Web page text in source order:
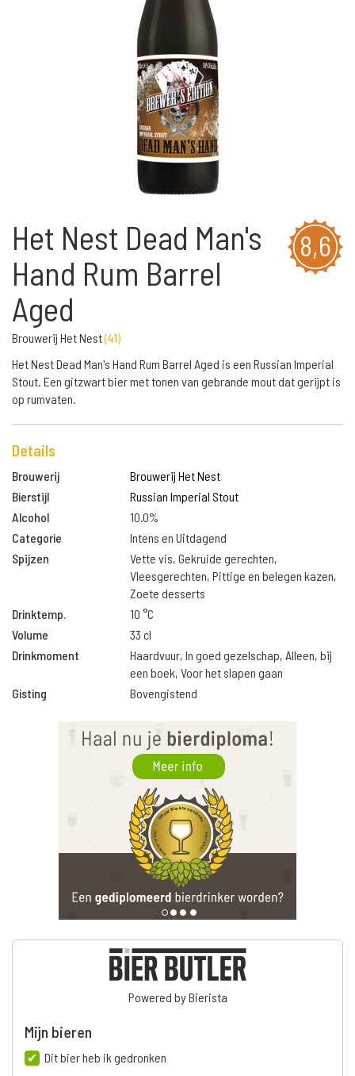
8,6
Het Nest Dead Man's
Hand Rum Barrel
Aged
Brouwerij Het Nest(41)
Het Nest Dead Man's Hand Rum Barrel Aged is een Russian Imperial
Stout. Een gitzwart bier met tonen van gebrande mout dat gerijpt is
op rumvaten.
Details
Brouwerij
Brouwerij Het Nest
Bierstijl
Russian Imperial Stout
Alcohol
10.0%
Categorie
Intens en Uitdagend
Spijzen
Vette vis, Gekruide gerechten,
Vleesgerechten, Pittige en belegen kazen,
Zoete desserts
Drinktemp.
10 °C
Volume
33 cl
Drinkmoment
Haardvuur, In goed gezelschap, Alleen, bij
een boek, Voor het slapen gaan
Gisting
Bovengistend
Powered by Bierista
Mijn bieren
Dit bier heb ik gedronken